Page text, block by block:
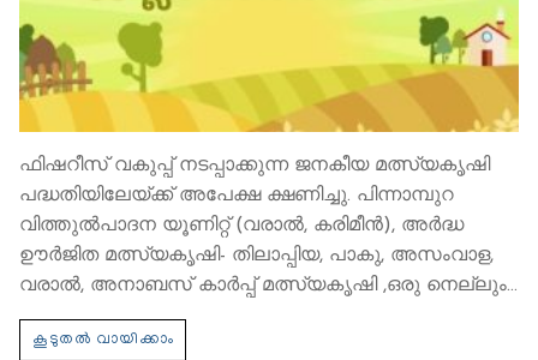
ഫിഷറീസ് വകുപ്പ് നടപ്പാക്കുന്ന ജനകീയ മത്സ്യകൃഷി
പദ്ധതിയിലേയ്ക്ക് അപേക്ഷ ക്ഷണിച്ചു. പിന്നാമ്പുറ
വിത്തുൽപാദന യൂണിറ്റ് (വരാൽ, കരിമീൻ), അർദ്ധ
ഊർജിത മത്സ്യകൃഷി- തിലാപ്പിയ, പാകു, അസംവാള,
വരാൽ, അനാബസ് കാർപ്പ് മത്സ്യകൃഷി ,ഒരു നെല്ലും…